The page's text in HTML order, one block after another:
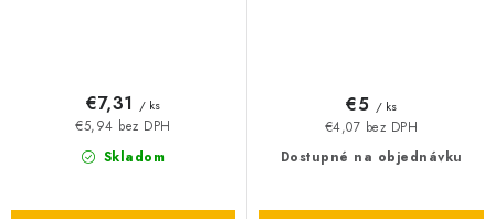
Skladom
€5,94 bez DPH
€7,31 / ks
Dostupné na objednávku
€4,07 bez DPH
€5 / ks